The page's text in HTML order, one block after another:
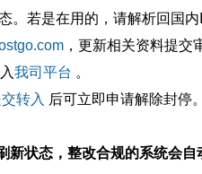
若是在用的，请解析回国内
，更新相关资料提交
我司平台 。
转入 后可立即申请解除封停
新状态，整改合规的系统会自